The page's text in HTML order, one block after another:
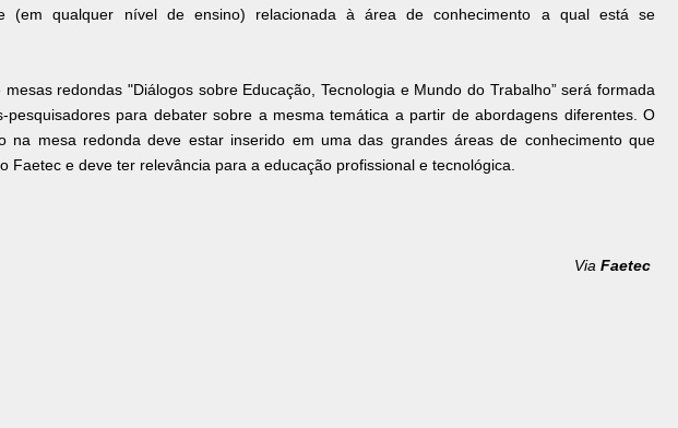
(em qualquer nível de ensino) relacionada à área de conhecimento a qual está se
redondas "Diálogos sobre Educação, Tecnologia e Mundo do Trabalho” será formada
pesquisadores para debater sobre a mesma temática a partir de abordagens diferentes. O
na mesa redonda deve estar inserido em uma das grandes áreas de conhecimento que
Faetec e deve ter relevância para a educação profissional e tecnológica.
Via Faetec